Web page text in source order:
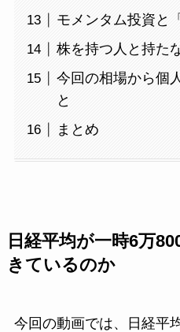
モメンタム投資と
株を持つ人と持た
今回の相場から個
と
まとめ
日経平均が一時6万
きているのか
今回の動画では、日経平